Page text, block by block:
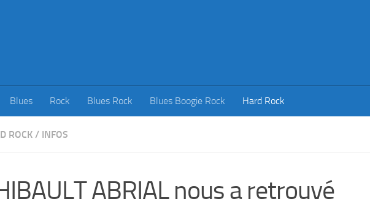
Blues Rock Blues Rock Blues Boogie Rock Hard Rock
ROCK / INFOS
ABRIAL nous a retrouvé